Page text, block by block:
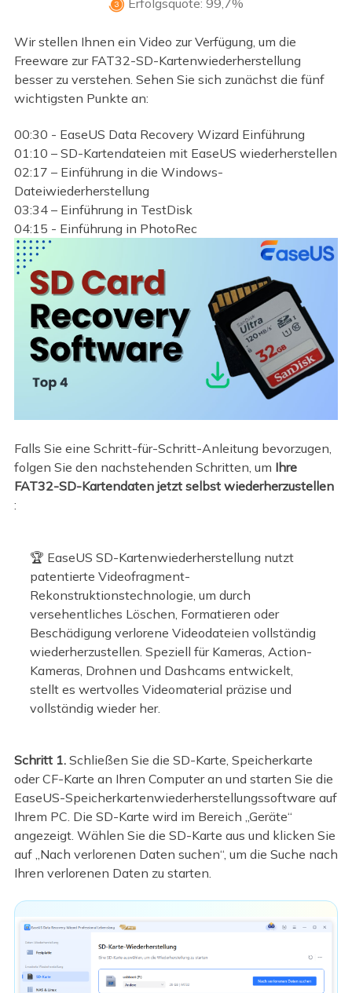
 Erfolgsquote: 99,7%
Wir stellen Ihnen ein Video zur Verfügung, um die
Freeware zur FAT32-SD-Kartenwiederherstellung
besser zu verstehen. Sehen Sie sich zunächst die fünf
wichtigsten Punkte an:
00:30 - EaseUS Data Recovery Wizard Einführung
01:10 – SD-Kartendateien mit EaseUS wiederherstellen
02:17 – Einführung in die Windows-
Dateiwiederherstellung
03:34 – Einführung in TestDisk
04:15 - Einführung in PhotoRec
Falls Sie eine Schritt-für-Schritt-Anleitung bevorzugen,
folgen Sie den nachstehenden Schritten, um Ihre
FAT32-SD-Kartendaten jetzt selbst wiederherzustellen
:
🏆 EaseUS SD-Kartenwiederherstellung nutzt
patentierte Videofragment-
Rekonstruktionstechnologie, um durch
versehentliches Löschen, Formatieren oder
Beschädigung verlorene Videodateien vollständig
wiederherzustellen. Speziell für Kameras, Action-
Kameras, Drohnen und Dashcams entwickelt,
stellt es wertvolles Videomaterial präzise und
vollständig wieder her.
Schritt 1.Schließen Sie die SD-Karte, Speicherkarte
oder CF-Karte an Ihren Computer an und starten Sie die
EaseUS-Speicherkartenwiederherstellungssoftware auf
Ihrem PC. Die SD-Karte wird im Bereich „Geräte“
angezeigt. Wählen Sie die SD-Karte aus und klicken Sie
auf „Nach verlorenen Daten suchen“, um die Suche nach
Ihren verlorenen Daten zu starten.